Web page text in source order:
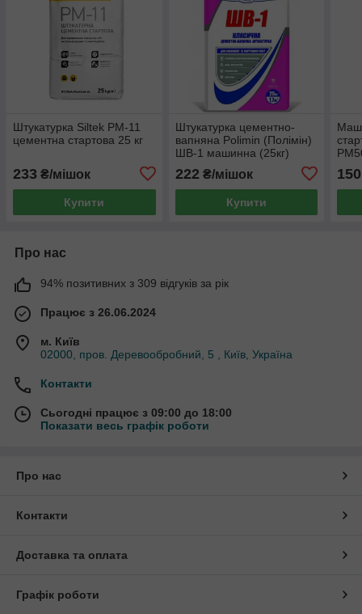
Штукатурка Siltek РM-11
цементна стартова 25 кг
233 ₴/мішок
Купити
Штукатурка цементно-
вапняна Polimin (Полімін)
ШВ-1 машинна (25кг)
222 ₴/мішок
Купити
150
Про нас
94% позитивних з 309 відгуків за рік
Працює з 26.06.2024
м. Київ
02000, пров. Деревообробний, 5 , Київ, Україна
Контакти
Сьогодні працює з 09:00 до 18:00
Показати весь графік роботи
Про нас
Контакти
Доставка та оплата
Графік роботи